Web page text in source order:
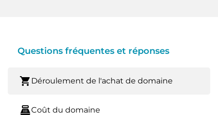
Questions fréquentes et réponses
shopping_cart Déroulement de l'achat de domaine
point_of_saleCoût du domaine